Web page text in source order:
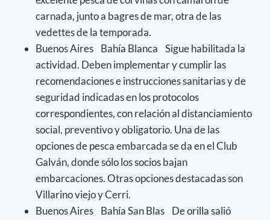
carnada, junto a bagres de mar, otra de las
vedettes de la temporada.
Buenos Aires Bahía Blanca Sigue habilitada la
actividad. Deben implementar y cumplir las
recomendaciones e instrucciones sanitarias y de
seguridad indicadas en los protocolos
correspondientes, con relación al distanciamiento
social, preventivo y obligatorio. Una de las
opciones de pesca embarcada se da en el Club
Galván, donde sólo los socios bajan
embarcaciones. Otras opciones destacadas son
Villarino viejo y Cerri.
Buenos Aires Bahía San Blas De orilla salió